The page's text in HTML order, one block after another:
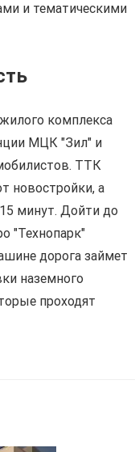
и тематическими
комплекса
МЦК "Зил" и
ТТК
новостройки, а
минут. Дойти до
"Технопарк"
дорога займет
наземного
проходят